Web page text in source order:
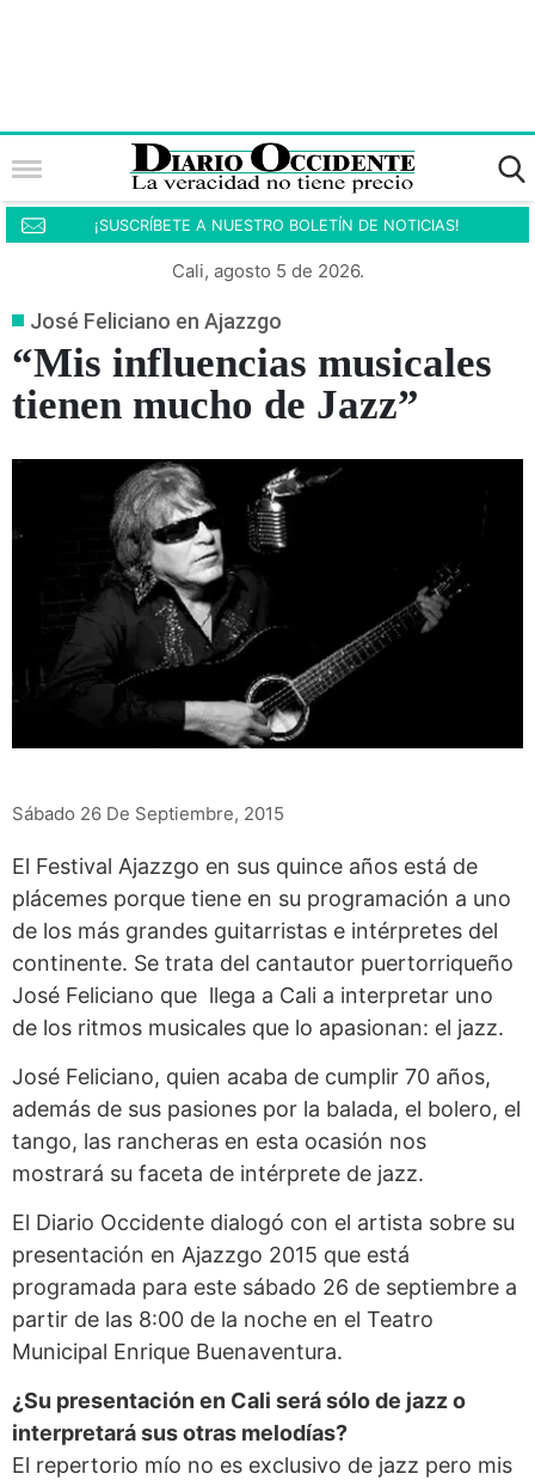
¡SUSCRÍBETE A NUESTRO BOLETÍN DE NOTICIAS!
Cali, agosto 5 de 2026.
José Feliciano en Ajazzgo
“Mis influencias musicales
tienen mucho de Jazz”
Sábado 26 De Septiembre, 2015
El Festival Ajazzgo en sus quince años está de
plácemes porque tiene en su programación a uno
de los más grandes guitarristas e intérpretes del
continente. Se trata del cantautor puertorriqueño
José Feliciano que llega a Cali a interpretar uno
de los ritmos musicales que lo apasionan: el jazz.
José Feliciano, quien acaba de cumplir 70 años,
además de sus pasiones por la balada, el bolero, el
tango, las rancheras en esta ocasión nos
mostrará su faceta de intérprete de jazz.
El Diario Occidente dialogó con el artista sobre su
presentación en Ajazzgo 2015 que está
programada para este sábado 26 de septiembre a
partir de las 8:00 de la noche en el Teatro
Municipal Enrique Buenaventura.
¿Su presentación en Cali será sólo de jazz o
interpretará sus otras melodías?
El repertorio mío no es exclusivo de jazz pero mis